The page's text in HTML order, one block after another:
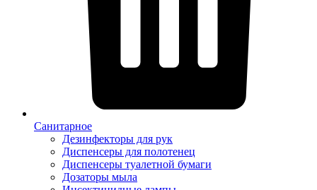
Санитарное
Дезинфекторы для рук
Диспенсеры для полотенец
Диспенсеры туалетной бумаги
Дозаторы мыла